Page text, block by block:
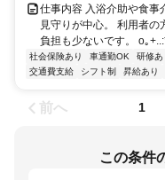
仕事内容 入浴介助や食事
見守りが中心。 利用者
負担も少ないです。 o｡
社会保険あり 車通勤OK 研修あ
交通費支給
シフト制 昇給あり
前へ 1
この条件